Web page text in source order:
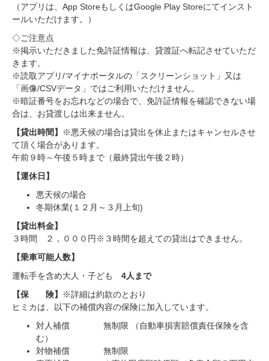
（アプリは、App StoreもしくはGoogle Play Storeにてインスト
ールいただけます。）
◇ご注意点
※掲示いただきました免許証情報は、貸渡証へ転記させていただ
きます。
※読取アプリ/マイナポータルの「スクリーンショット」又は
「画像/CSVデータ」ではご利用いただけません。
※暗証番号をお忘れなどの場合で、免許証情報を確認できない場
合は、お貸渡しは出来ません。
【貸出時間】
※悪天候の場合は貸出を休止またはキャンセルさせ
て頂く場合があります。
午前９時～午後５時まで（最終貸出午後２時）
【運休日】
悪天候の場合
冬期休業(１２月～３月上旬)
【貸出料金】
３時間 ２，０００円※３時間を超えての貸出はできません。
【乗車可能人数】
運転手を含め大人・子ども 4人まで
【保 険】
※詳細は約款のとおり
ヒミカは、以下の補償内容の保険に加入しています。
対人補償 無制限 （自動車損害賠償責任保険を含
む）
対物補償 無制限